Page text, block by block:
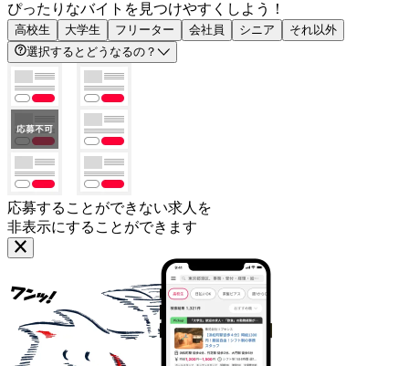
ぴったりなバイトを見つけやすくしよう！
高校生 大学生 フリーター 会社員 シニア
それ以外
選択するとどうなるの？
応募することができない求人を
非表示にすることができます